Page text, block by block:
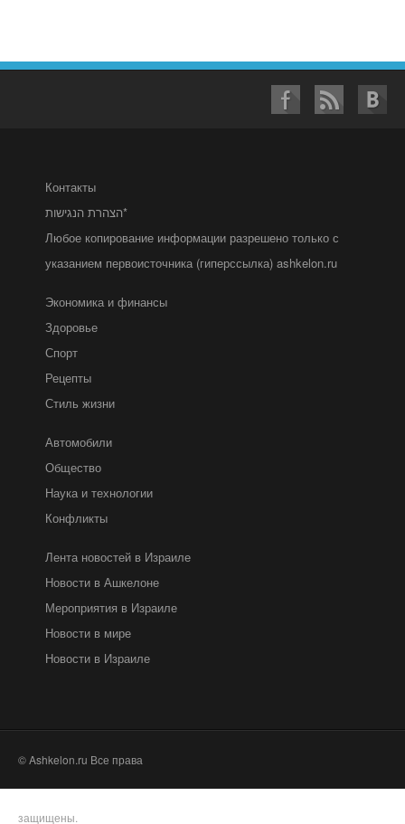
Контакты
הצהרת הנגישות*
Любое копирование информации разрешено только с
указанием первоисточника (гиперссылка) ashkelon.ru
Экономика и финансы
Здоровье
Спорт
Рецепты
Стиль жизни
Автомобили
Общество
Наука и технологии
Конфликты
Лента новостей в Израиле
Новости в Ашкелоне
Мероприятия в Израиле
Новости в мире
Новости в Израиле
© Ashkelon.ru Все права
защищены.